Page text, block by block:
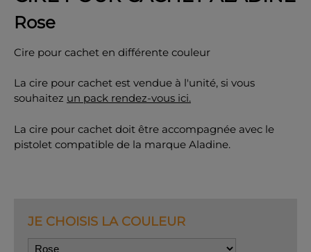
Rose
Cire pour cachet en différente couleur
La cire pour cachet est vendue à l'unité, si vous
souhaitez un pack rendez-vous ici.
La cire pour cachet doit être accompagnée avec le
pistolet compatible de la marque Aladine.
JE CHOISIS LA COULEUR
OK